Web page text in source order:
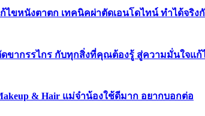
ไขหนังตาตก เทคนิคผ่าตัดเอนโดไทน์ ทำได้จริ
ดขากรรไกร กับทุกสิ่งที่คุณต้องรู้ สู่ความมั่นใจแก้
& Hair แม่จ๋าน้องใช้ดีมาก อยากบอกต่อ